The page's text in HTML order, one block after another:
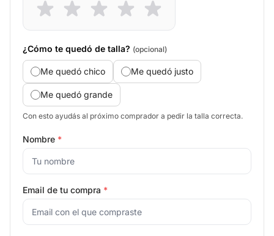
¿Cómo te quedó de talla? (opcional)
Me quedó chico Me quedó justo
Me quedó grande
Con esto ayudás al próximo comprador a pedir la talla correcta.
Nombre *
Email de tu compra *